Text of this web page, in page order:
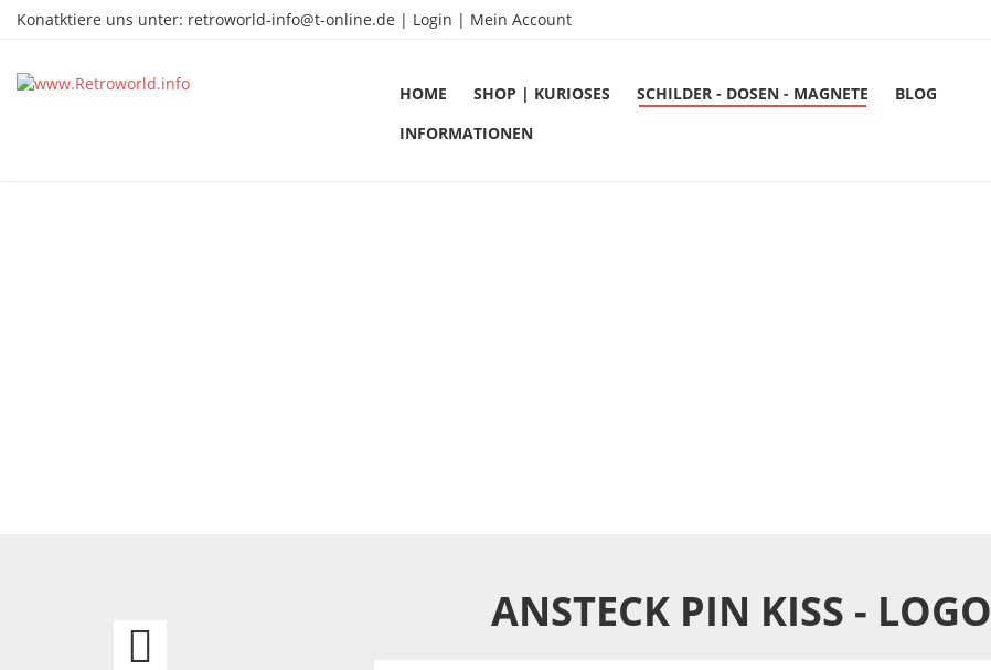
Konatktiere uns unter: retroworld-info@t-online.de | Login | Mein Account
HOME SHOP | KURIOSES SCHILDER - DOSEN - MAGNETE
BLOG
INFORMATIONEN
ANSTECK PIN KISS - LOGO